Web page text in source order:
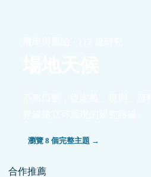
瀏覽 8 個完整主題 →
合作推薦